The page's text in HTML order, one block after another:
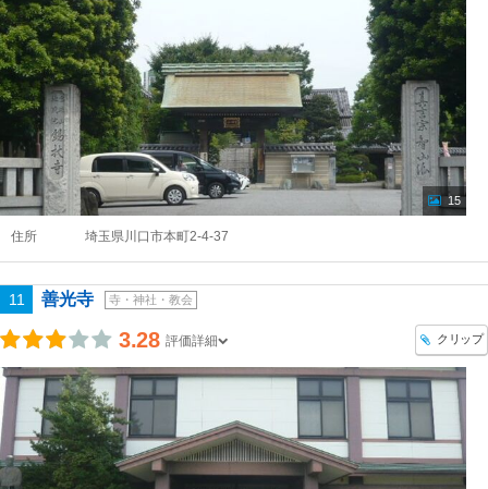
15
住所 埼玉県川口市本町2-4-37
11 善光寺 寺・神社・教会
3.28 評価詳細 クリップ